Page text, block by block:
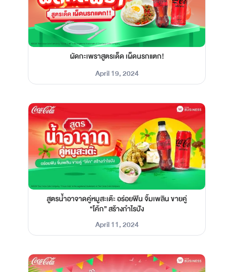
ผัดกะเพราสูตรเด็ด เผ็ดนรกแตก!
April 19, 2024
สูตรน้ำอาจาดคู่หมูสะเต๊ะ อร่อยฟิน จิ้มเพลิน ขายคู่
“โค้ก” สร้างกำไรปัง
April 11, 2024